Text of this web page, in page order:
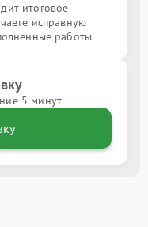
итоговое
исправную
работы.
5 минут